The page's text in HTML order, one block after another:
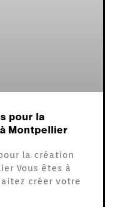
pour la
Montpellier
la création
Vous êtes à
créer votre